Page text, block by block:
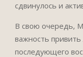
сдвинулось и
В свою очередь,
важность
последующего